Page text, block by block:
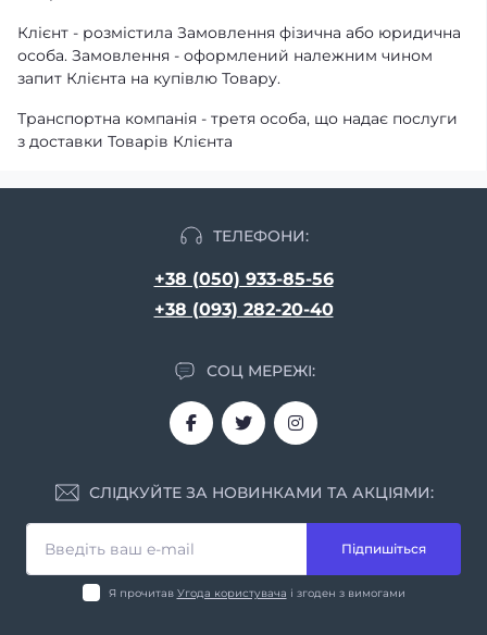
Клієнт - розмістила Замовлення фізична або юридична
особа. Замовлення - оформлений належним чином
запит Клієнта на купівлю Товару.
Транспортна компанія - третя особа, що надає послуги
з доставки Товарів Клієнта
ТЕЛЕФОНИ:
+38 (050) 933-85-56
+38 (093) 282-20-40
СОЦ МЕРЕЖІ:
СЛІДКУЙТЕ ЗА НОВИНКАМИ ТА АКЦІЯМИ:
Підпишіться
Я прочитав Угода користувача і згоден з вимогами